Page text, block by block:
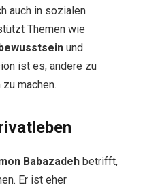
auch in sozialen
Themen wie
und
ist es, andere zu
machen.
Babazadeh betrifft,
Er ist eher